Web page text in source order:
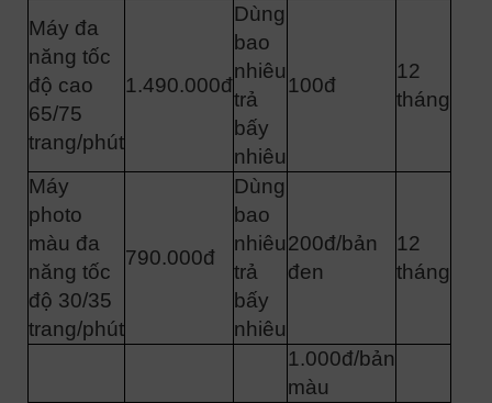
Máy đa
năng tốc
độ cao
65/75
trang/phút
1.490.000đ
Dùng
bao
nhiêu
trả
bấy
nhiêu
100đ
12
tháng
Máy
photo
màu đa
năng tốc
độ 30/35
trang/phút
790.000đ
Dùng
bao
nhiêu
trả
bấy
nhiêu
200đ/bản
đen
12
tháng
1.000đ/bản
màu